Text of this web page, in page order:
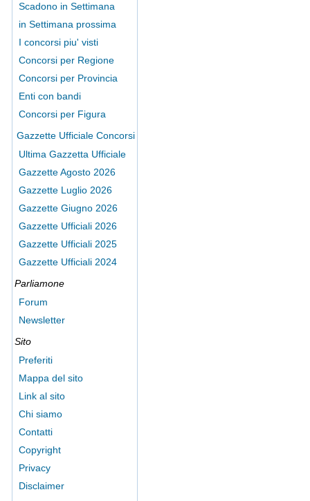
Scadono in Settimana
in Settimana prossima
I concorsi piu' visti
Concorsi per Regione
Concorsi per Provincia
Enti con bandi
Concorsi per Figura
Gazzette Ufficiale Concorsi
Ultima Gazzetta Ufficiale
Gazzette Agosto 2026
Gazzette Luglio 2026
Gazzette Giugno 2026
Gazzette Ufficiali 2026
Gazzette Ufficiali 2025
Gazzette Ufficiali 2024
Parliamone
Forum
Newsletter
Sito
Preferiti
Mappa del sito
Link al sito
Chi siamo
Contatti
Copyright
Privacy
Disclaimer